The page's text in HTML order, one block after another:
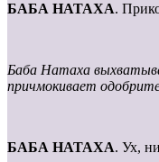
БАБА НАТАХА.
Баба Натаха
причмокивает
БАБА НАТАХА. Ух,